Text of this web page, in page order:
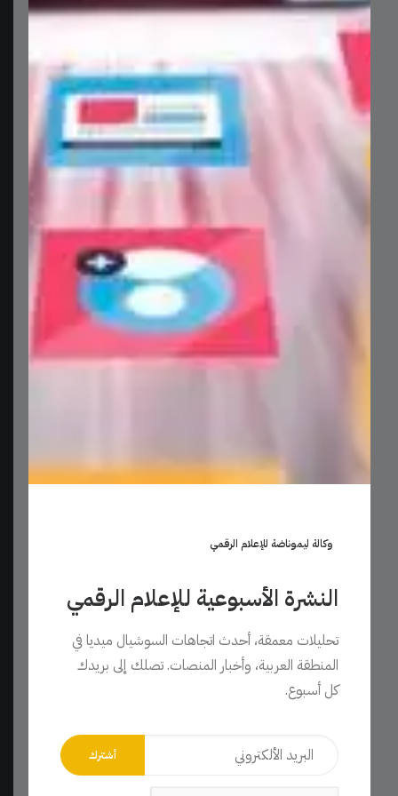
0,00$
وكالة ليموناضة للإعلام الرقمي
النشرة الأسبوعية للإعلام الرقمي
تحليلات معمقة، أحدث اتجاهات السوشيال ميديا في
المنطقة العربية، وأخبار المنصات. تصلك إلى بريدك
كل أسبوع.